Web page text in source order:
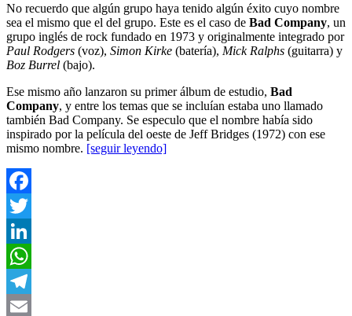
No recuerdo que algún grupo haya tenido algún éxito cuyo nombre
sea el mismo que el del grupo. Este es el caso de Bad Company, un
grupo inglés de rock fundado en 1973 y originalmente integrado por
Paul Rodgers (voz), Simon Kirke (batería), Mick Ralphs (guitarra) y
Boz Burrel (bajo).
Ese mismo año lanzaron su primer álbum de estudio, Bad
Company, y entre los temas que se incluían estaba uno llamado
también Bad Company. Se especulo que el nombre había sido
inspirado por la película del oeste de Jeff Bridges (1972) con ese
mismo nombre. [seguir leyendo]
Facebook
Twitter
LinkedIn
WhatsApp
Telegram